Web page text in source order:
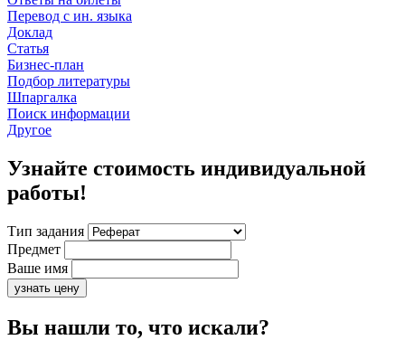
Перевод с ин. языка
Доклад
Статья
Бизнес-план
Подбор литературы
Шпаргалка
Поиск информации
Другое
Узнайте стоимость индивидуальной
работы!
Тип задания
Предмет
Ваше имя
узнать цену
Вы нашли то, что искали?